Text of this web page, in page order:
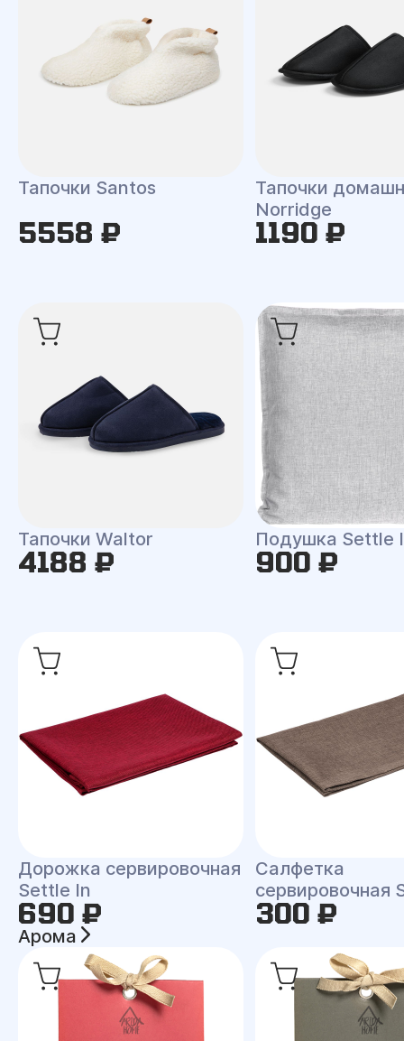
Тапочки Santos
5558 ₽
Тапочки
Norridge
1190 ₽
Тапочки Waltor
4188 ₽
Подушка Settle
900 ₽
Дорожка сервировочная
Settle In
690 ₽
Салфетка
сервировочная
300 ₽
Арома